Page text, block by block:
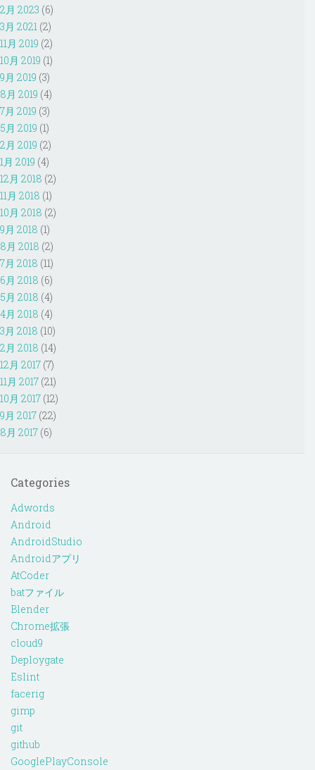
2月 2023 (6)
3月 2021 (2)
11月 2019 (2)
10月 2019 (1)
9月 2019 (3)
8月 2019 (4)
7月 2019 (3)
5月 2019 (1)
2月 2019 (2)
1月 2019 (4)
12月 2018 (2)
11月 2018 (1)
10月 2018 (2)
9月 2018 (1)
8月 2018 (2)
7月 2018 (11)
6月 2018 (6)
5月 2018 (4)
4月 2018 (4)
3月 2018 (10)
2月 2018 (14)
12月 2017 (7)
11月 2017 (21)
10月 2017 (12)
9月 2017 (22)
8月 2017 (6)
Categories
Adwords
Android
AndroidStudio
Androidアプリ
AtCoder
batファイル
Blender
Chrome拡張
cloud9
Deploygate
Eslint
facerig
gimp
git
github
GooglePlayConsole